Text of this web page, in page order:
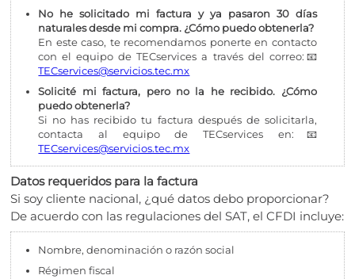
No he solicitado mi factura y ya pasaron 30 días
naturales desde mi compra. ¿Cómo puedo obtenerla?
En este caso, te recomendamos ponerte en contacto
con el equipo de TECservices a través del correo:📧
TECservices@servicios.tec.mx
Solicité mi factura, pero no la he recibido. ¿Cómo
puedo obtenerla?
Si no has recibido tu factura después de solicitarla,
contacta al equipo de TECservices en:📧
TECservices@servicios.tec.mx
Datos requeridos para la factura
Si soy cliente nacional, ¿qué datos debo proporcionar?
De acuerdo con las regulaciones del SAT, el CFDI incluye:
Nombre, denominación o razón social
Régimen fiscal